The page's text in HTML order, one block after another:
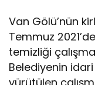
Van Gölü’nün
Temmuz
temizliği
Belediyenin